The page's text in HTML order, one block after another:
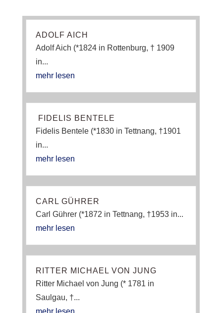
ADOLF AICH
Adolf Aich (*1824 in Rottenburg, † 1909
in...
mehr lesen
FIDELIS BENTELE
Fidelis Bentele (*1830 in Tettnang, †1901
in...
mehr lesen
CARL GÜHRER
Carl Gührer (*1872 in Tettnang, †1953 in...
mehr lesen
RITTER MICHAEL VON JUNG
Ritter Michael von Jung (* 1781 in
Saulgau, †...